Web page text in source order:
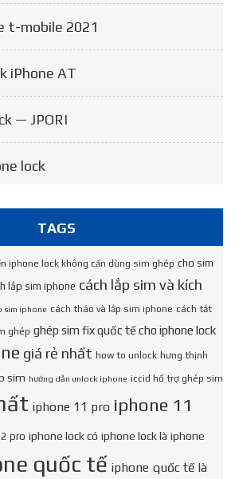
t-mobile 2021
iPhone AT
— JPORI
lock
TAGS
iphone lock không cần dùng sim ghép cho sim
lắp sim iphone cách lắp sim và kích
sim iphone cách tháo và lắp sim iphone cách tắt
ghép ghép sim fix quốc tế cho iphone lock
giá rẻ nhất how to unlock hưng thịnh
sim hướng dẫn unlock iphone iccid hổ trợ ghép sim
iphone 11 pro iphone 11
pro iphone lock có iphone lock là iphone
quốc tế iphone quốc tế là